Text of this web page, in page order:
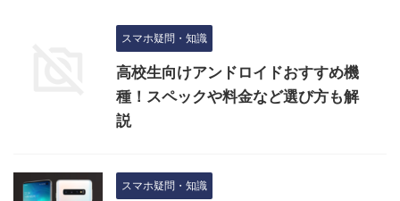
スマホ疑問・知識
高校生向けアンドロイドおすすめ機
種！スペックや料金など選び方も解
説
スマホ疑問・知識